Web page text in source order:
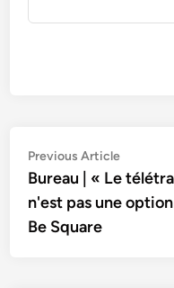
Navigation
de
l’article
Previous ArticlePrevious
article:
Bureau | « Le
n'est pas une option
Be Square